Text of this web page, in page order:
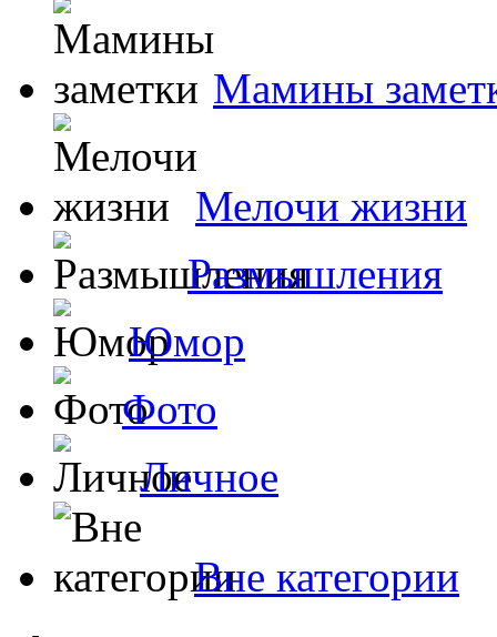
Мамины
Мелочи жизни
Размышления
Юмор
Фото
Личное
Вне категории